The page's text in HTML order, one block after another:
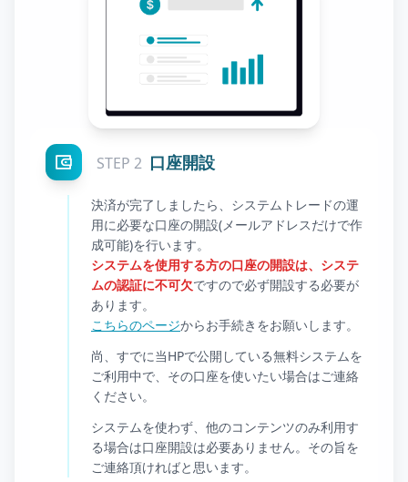
STEP 2 口座開設
決済が完了しましたら、システムトレードの運
用に必要な口座の開設(メールアドレスだけで作
成可能)を行います。
システムを使用する方の口座の開設は、システ
ムの認証に不可欠ですので必ず開設する必要が
あります。
こちらのページからお手続きをお願いします。
尚、すでに当HPで公開している無料システムを
ご利用中で、その口座を使いたい場合はご連絡
ください。
システムを使わず、他のコンテンツのみ利用す
る場合は口座開設は必要ありません。その旨を
ご連絡頂ければと思います。